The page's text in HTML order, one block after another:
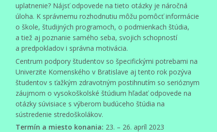
uplatnenie? Nájsť odpovede na tieto otázky je náročná
úloha. K správnemu rozhodnutiu môžu pomôcť informácie
o škole, študijných programoch, o podmienkach štúdia,
a tiež aj poznanie samého seba, svojich schopností
a predpokladov i správna motivácia.
Centrum podpory študentov so špecifickými potrebami na
Univerzite Komenského v Bratislave aj tento rok pozýva
študentov s ťažkým zdravotným postihnutím so serióznym
záujmom o vysokoškolské štúdium hľadať odpovede na
otázky súvisiace s výberom budúceho štúdia na
sústredenie stredoškolákov.
Termín a miesto konania: 23. – 26. apríl 2023